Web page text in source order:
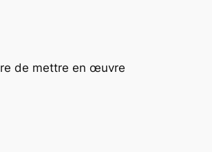
de mettre en œuvre